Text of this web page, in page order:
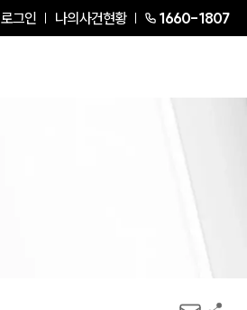
로그인 나의사건현황 1660-1807